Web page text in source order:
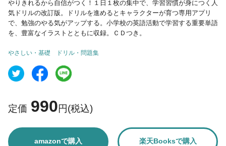
やりきれるから自信がつく！１日１枚の集中で、学習習慣が身につく人
気ドリルの改訂版。ドリルを進めるとキャラクターが育つ専用アプリ
で、勉強のやる気がアップする。小学校の英語活動で学習する重要単語
を、豊富なイラストとともに収録。ＣＤつき。
やさしい・基礎 ドリル・問題集
定価 990円(税込)
amazonで購入 楽天Booksで購入